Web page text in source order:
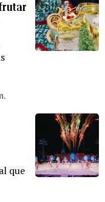
que